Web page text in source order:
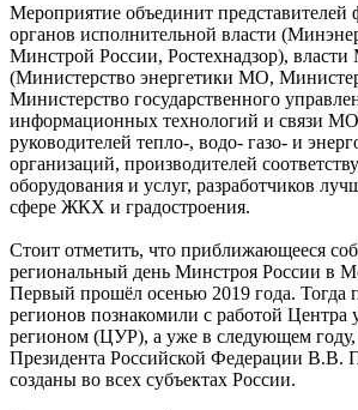
Мероприятие объединит представителей
органов исполнительной власти
Минстрой России, Ростехнадзор), власти
(Министерство энергетики МО,
Министерство государственного
информационных технологий и связи
руководителей тепло-, водо- газо- и
организаций, производителей
оборудования и услуг, разработчиков
сфере ЖКХ и градостроения.
Стоит отметить, что приближающееся
региональный день Минстроя России в
Первый прошёл осенью 2019 года. Тогда
регионов познакомили с работой Центра
регионом (ЦУР), а уже в следующем
Президента Российской Федерации
созданы во всех субъектах России.